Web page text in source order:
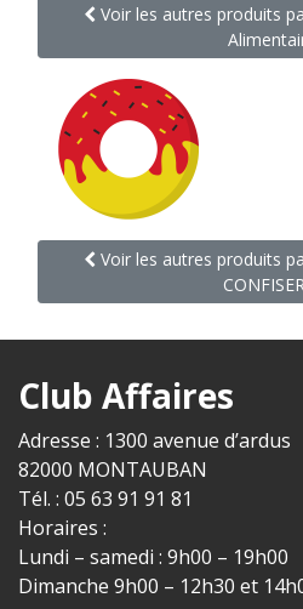
Voir les autres produits
Voir les autres produits
Club Affaires
Adresse : 1300 avenue d’ardus
82000 MONTAUBAN
Tél. : 05 63 91 91 81
Horaires :
Lundi – samedi : 9h00 – 19h00
Dimanche 9h00 – 12h30 et